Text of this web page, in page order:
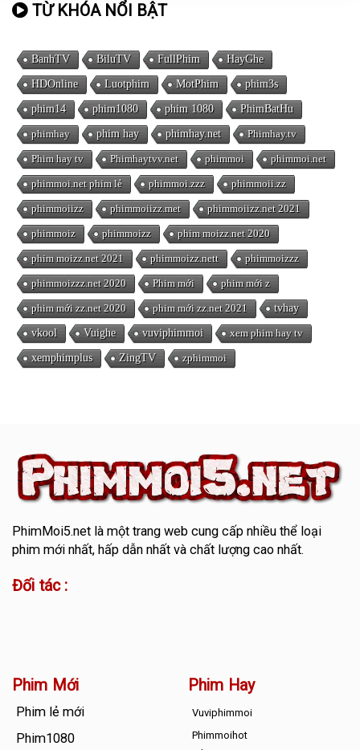
TỪ KHÓA NỔI BẬT
BanhTV BiluTV FullPhim HayGhe
HDOnline Luotphim MotPhim phim3s
phim14 phim1080 phim 1080 PhimBatHu
phimhay phim hay phimhay.net Phimhay.tv
Phim hay tv Phimhaytvv.net phimmoi phimmoi.net
phimmoi.net phim lẻ phimmoi.zzz phimmoii.zz
phimmoiizz phimmoiizz.met phimmoiizz.net 2021
phimmoiz phimmoizz phim moizz.net 2020
phim moizz.net 2021 phimmoizz.nett phimmoizzz
phimmoizzz.net 2020 Phim mới phim mới z
phim mới zz.net 2020 phim mới zz.net 2021 tvhay
vkool Vuighe vuviphimmoi xem phim hay tv
xemphimplus ZingTV zphimmoi
PhimMoi5.netlà một trang web cung cấp nhiều thể loại
phim mới nhất, hấp dẫn nhất và chất lượng cao nhất.
Đối tác :
Phim Mới
Phim lẻ mới
Phim1080
Phim Hay
Vuviphimmoi
Phimmoihot